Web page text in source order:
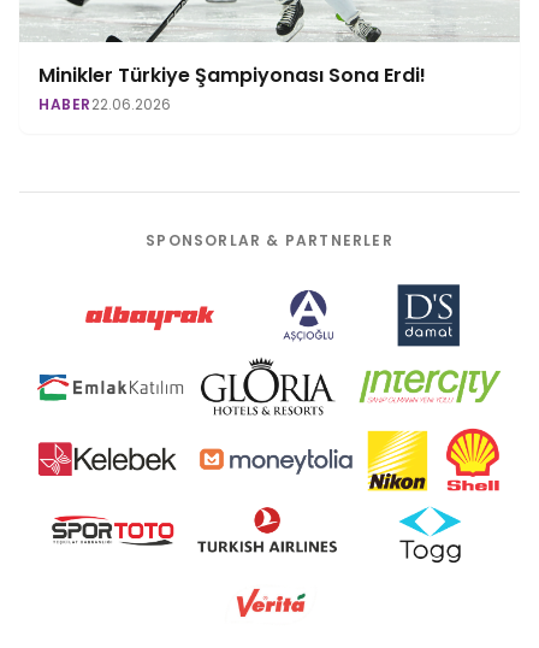
Minikler Türkiye Şampiyonası Sona Erdi!
HABER22.06.2026
SPONSORLAR & PARTNERLER